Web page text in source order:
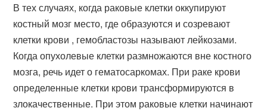
В тех случаях, когда раковые клетки оккупируют
костный мозг место, где образуются и созревают
клетки крови , гемобластозы называют лейкозами.
Когда опухолевые клетки размножаются вне костного
мозга, речь идет о гематосаркомах. При раке крови
определенные клетки крови трансформируются в
злокачественные. При этом раковые клетки начинают